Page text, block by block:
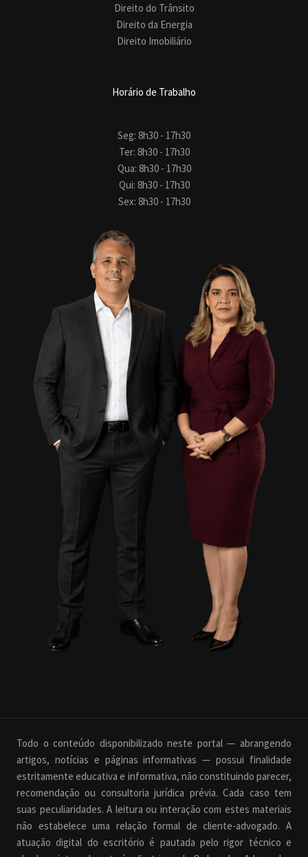
Direito do Trânsito
Direito da Energia
Direito Imobiliário
Horário de Trabalho
Seg: 8h30 - 17h30
Ter: 8h30 - 17h30
Qua: 8h30 - 17h30
Qui: 8h30 - 17h30
Sex: 8h30 - 17h30
Todo o conteúdo disponibilizado neste portal — abrangendo
artigos, notícias e páginas informativas — possui finalidade
estritamente educativa e informativa, não constituindo parecer,
recomendação ou consultoria jurídica prévia. Cada caso tem
suas peculiaridades. A leitura ou interação com estes materiais
não estabelece uma relação formal de cliente-advogado. A
atuação digital do escritório é pautada pelo rigor técnico e